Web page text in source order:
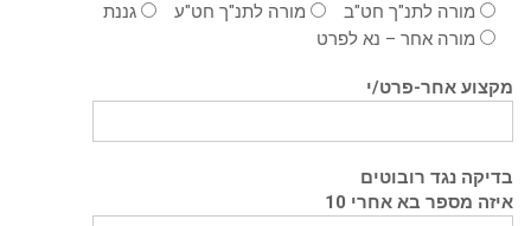
מורה לתנ"ך חט"ב
מורה לתנ"ך חט"ע
גננת
מורה אחר – נא לפרט
מקצוע אחר-פרט/י
בדיקה נגד רובוטים
איזה מספר בא אחרי 10